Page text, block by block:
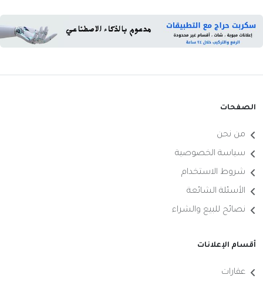
الصفحات
من نحن
سياسة الخصوصية
شروط الاستخدام
الأسئلة الشائعة
نصائح للبيع والشراء
أقسام الإعلانات
عقارات